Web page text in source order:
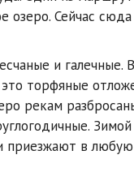
Сейчас сюда
и галечные.
торфяные
рекам
приезжают в